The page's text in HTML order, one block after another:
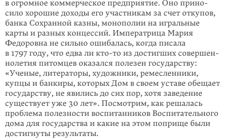
в огромное коммер­ческое пред­приятие. Оно прино­
сило хорошие доходы его участникам за счет откупов,
банка Сохран­ной казны, монополии на играль­­ные
карты и разных концес­сий. Импера­трица Мария
Федоровна не сильно ошибалась, когда писала
в 1797 году, что едва ли кто-то из достиг­­ших совершен­
но­летия питом­цев оказался полезен государ­ству:
«Ученые, литераторы, художники, ремесленники,
купцы и банки­ры, кото­рых Дом в своем уставе обещает
госу­дарству, не явились до сих пор, хотя заведение
существует уже 30 лет». Посмот­рим, как решалась
проблема полезности воспи­тан­­ников Воспита­тельного
дома для госу­дарства и какие на этом поприще были
достигнуты результаты.